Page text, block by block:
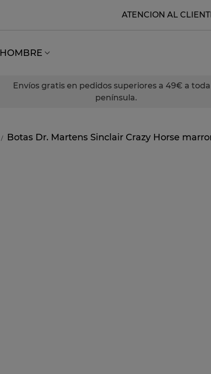
ATENCION AL
HOMBRE
Envíos gratis en pedidos superiores a 49€ a toda
península.
/
Botas Dr. Martens Sinclair Crazy Horse